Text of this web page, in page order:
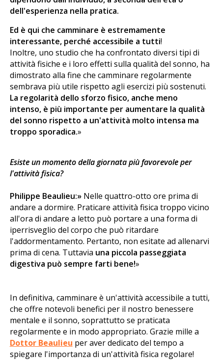
dell'esperienza nella pratica.
Ed è qui che camminare è estremamente
interessante, perché accessibile a tutti!
Inoltre, uno studio che ha confrontato diversi tipi di
attività fisiche e i loro effetti sulla qualità del sonno, ha
dimostrato alla fine che camminare regolarmente
sembrava più utile rispetto agli esercizi più sostenuti.
La regolarità dello sforzo fisico, anche meno
intenso, è più importante per aumentare la qualità
del sonno rispetto a un'attività molto intensa ma
troppo sporadica.»
Esiste un momento della giornata più favorevole per
l'attività fisica?
Philippe Beaulieu:»Nelle quattro-otto ore prima di
andare a dormire. Praticare attività fisica troppo vicino
all'ora di andare a letto può portare a una forma di
iperrisveglio del corpo che può ritardare
l'addormentamento. Pertanto, non esitate ad allenarvi
prima di cena. Tuttavia una piccola passeggiata
digestiva può sempre farti bene!»
In definitiva, camminare è un'attività accessibile a tutti,
che offre notevoli benefici per il nostro benessere
mentale e il sonno, soprattutto se praticata
regolarmente e in modo appropriato. Grazie mille a
Dottor Beaulieu per aver dedicato del tempo a
spiegare l'importanza di un'attività fisica regolare!